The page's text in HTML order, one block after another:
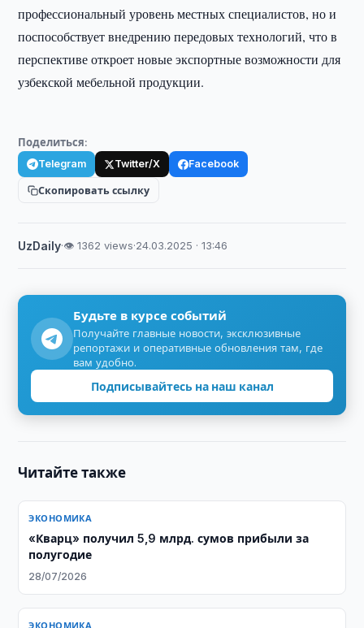
профессиональный уровень местных специалистов, но и
поспособствует внедрению передовых технологий, что в
перспективе откроет новые экспортные возможности для
узбекской мебельной продукции.
Поделиться:
Telegram Twitter/X Facebook
Скопировать ссылку
UzDaily·👁 1362 views·24.03.2025 · 13:46
Будьте в курсе событий
Получайте главные новости, эксклюзивные
репортажи и оперативные обновления там, где
вам удобно.
Подписывайтесь на наш канал
Читайте также
ЭКОНОМИКА
«Кварц» получил 5,9 млрд. сумов прибыли за
полугодие
28/07/2026
ЭКОНОМИКА